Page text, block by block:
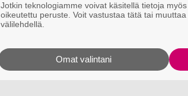
Jotkin teknologiamme voivat käsitellä tietoja
oikeutettu peruste. Voit vastustaa tätä tai
välilehdellä.
Omat valintani